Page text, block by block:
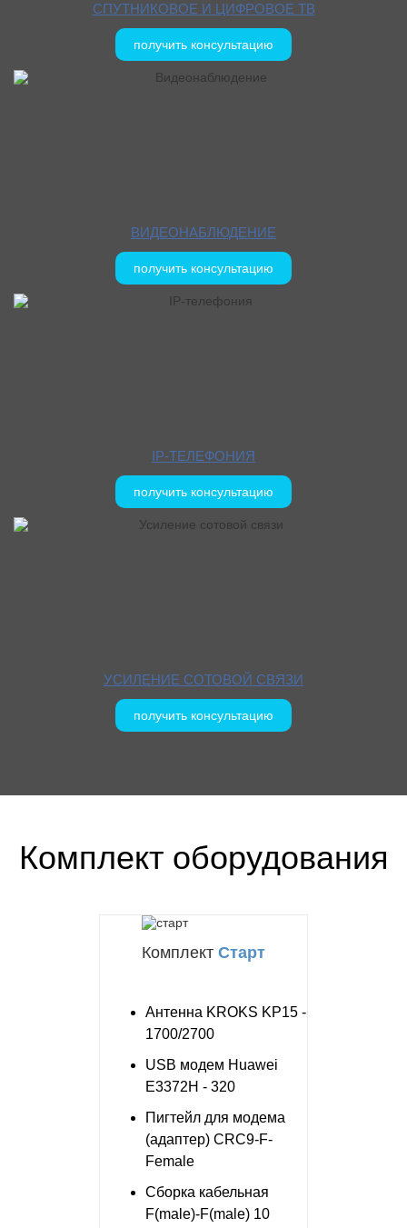
СПУТНИКОВОЕ И ЦИФРОВОЕ ТВ
получить консультацию
ВИДЕОНАБЛЮДЕНИЕ
получить консультацию
IP-ТЕЛЕФОНИЯ
получить консультацию
УСИЛЕНИЕ СОТОВОЙ СВЯЗИ
получить консультацию
Комплект оборудования
Комплект Старт
Антенна KROKS KP15 -
1700/2700
USB модем Huawei
E3372H - 320
Пигтейл для модема
(адаптер) CRC9-F-
Female
Сборка кабельная
F(male)-F(male) 10